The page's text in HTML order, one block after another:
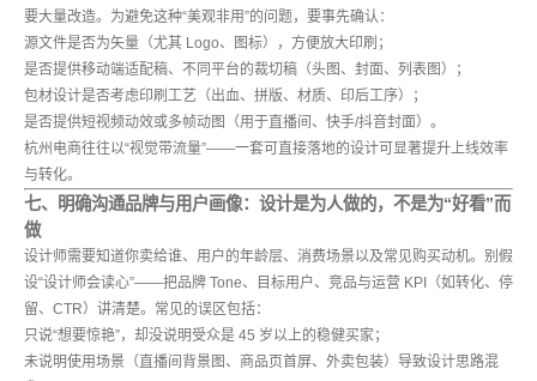
要大量改造。为避免这种“美观非用”的问题，要事先确认：
源文件是否为矢量（尤其 Logo、图标），方便放大印刷；
是否提供移动端适配稿、不同平台的裁切稿（头图、封面、列表图）；
包材设计是否考虑印刷工艺（出血、拼版、材质、印后工序）；
是否提供短视频动效或多帧动图（用于直播间、快手/抖音封面）。
杭州电商往往以“视觉带流量”——一套可直接落地的设计可显著提升上线效率
与转化。
七、明确沟通品牌与用户画像：设计是为人做的，不是为“好看”而
做
设计师需要知道你卖给谁、用户的年龄层、消费场景以及常见购买动机。别假
设“设计师会读心”——把品牌 Tone、目标用户、竞品与运营 KPI（如转化、停
留、CTR）讲清楚。常见的误区包括：
只说“想要惊艳”，却没说明受众是 45 岁以上的稳健买家；
未说明使用场景（直播间背景图、商品页首屏、外卖包装）导致设计思路混